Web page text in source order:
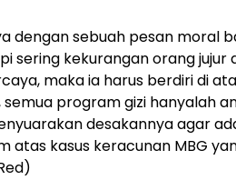
dengan sebuah pesan moral
kekurangan orang jujur
maka ia harus berdiri di
program gizi hanyalah
desakannya agar
kasus keracunan MBG